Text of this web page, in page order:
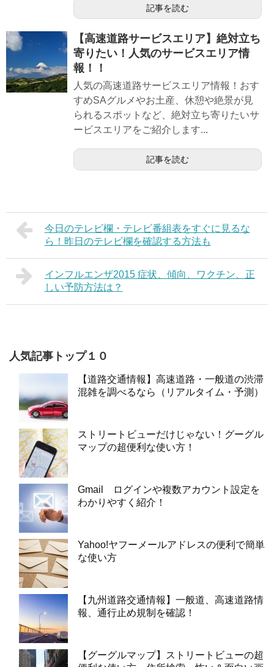
記事を読む
【高速道路サービスエリア】絶対立ち
寄りたい！人気のサービスエリア情
報！！
人気の高速道路サービスエリア情報！おす
すめSAグルメやお土産、休憩や絶景が見
られるスポットなど、絶対立ち寄りたいサ
ービスエリアをご紹介します...
記事を読む
今日のテレビ欄・テレビ番組表をすぐに見るな
ら！昨日のテレビ欄を確認する方法も
インフルエンザ2015 症状、傾向、ワクチン、正
しい予防方法は？
人気記事トップ１０
【道路交通情報】高速道路・一般道の渋滞
混雑を調べるなら（リアルタイム・予測）
ストリートビューだけじゃない！グーグル
マップの超便利な使い方！
Gmail ログインや複数アカウント設定を
わかりやすく紹介！
Yahoo!ヤフーメールアドレスの便利で簡単
な使い方
【九州道路交通情報】一般道、高速道路情
報、通行止め規制を確認！
【グーグルマップ】ストリートビューの超